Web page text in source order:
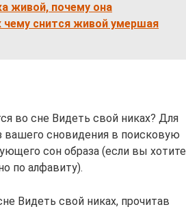
живой, почему она
чему снится живой умершая
во сне Видеть свой никах? Для
вашего сновидения в поисковую
сон образа (если вы хотите
по алфавиту).
Видеть свой никах, прочитав